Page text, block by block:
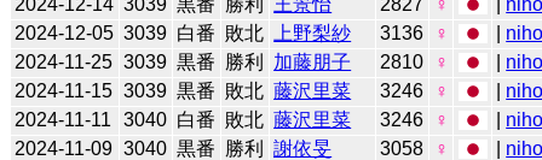
2024-12-05 3039 白番 敗北 上野梨紗 3136 ♀
2024-11-25 3039 黒番 勝利 加藤朋子 2810 ♀
2024-11-15 3039 黒番 敗北 藤沢里菜 3246 ♀
2024-11-11
3040 白番 敗北 藤沢里菜 3246 ♀
2024-11-09 3040 黒番 勝利 謝依旻 3058 ♀